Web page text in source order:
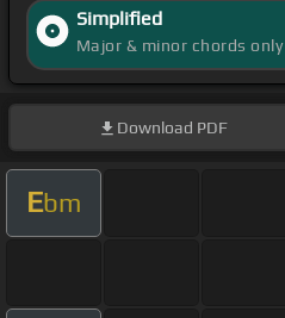
Simplified
Major & minor chords only
Download PDF
Ebm